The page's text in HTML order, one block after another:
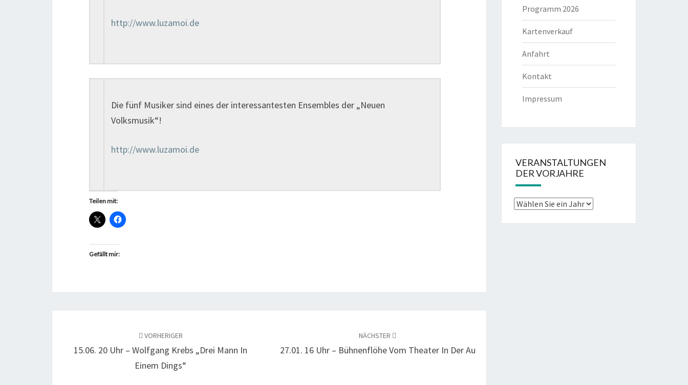
http://www.luzamoi.de
Die fünf Musiker sind eines der interessantesten Ensembles der „Neuen
Volksmusik“!
http://www.luzamoi.de
Teilen mit:
Gefällt mir:
VORHERIGER
15.06. 20 Uhr – Wolfgang Krebs „Drei Mann In
Einem Dings“
NÄCHSTER
27.01. 16 Uhr – Bühnenflöhe Vom Theater In Der Au
Programm 2026
Kartenverkauf
Anfahrt
Kontakt
Impressum
VERANSTALTUNGEN
DER VORJAHRE